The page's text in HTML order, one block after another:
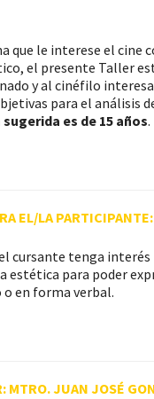
que le interese el cine
el presente Taller
y al cinéfilo
para el análisis
es de 15 años.
EL/LA PARTICIPANTE:
cursante tenga
estética para poder
en forma verbal.
MTRO. JUAN JOSÉ